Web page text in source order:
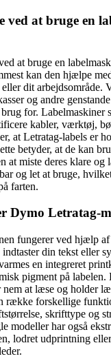
ved at bruge en
at bruge en
kan den hjælpe
dit arbejdsområde.
og andre
for. Labelmaskiner
kabler, værktøj,
at Letratag-labels er
betyder, at de kan
at miste deres klare og
og let at bruge,
farten.
Dymo Letratag-
fungerer ved hjælp
din tekst eller
en integreret
pigment på labelen.
at læse og holder
række forskellige
skrifttype og
modeller har også
lodret udprintning